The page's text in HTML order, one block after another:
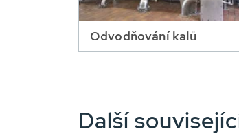
Odvodňování kalů
Další